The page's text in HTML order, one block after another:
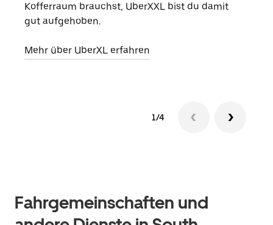
Kofferraum brauchst, UberXXL bist du damit
gut aufgehoben.
Mehr über UberXL erfahren
1/4
Fahrgemeinschaften und